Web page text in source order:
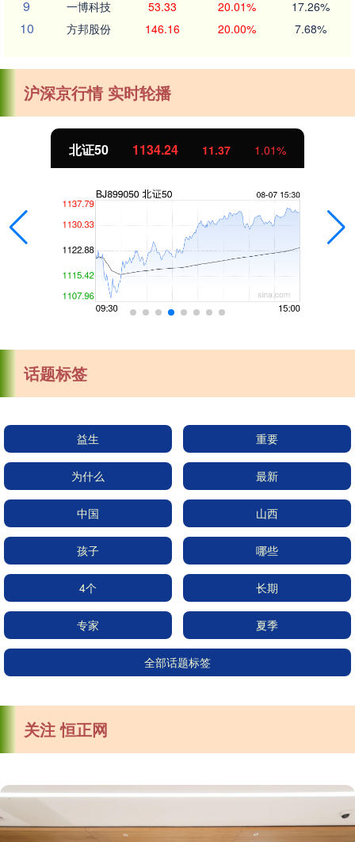
9 一博科技 53.33 20.01% 17.26%
10 方邦股份 146.16 20.00% 7.68%
沪深京行情 实时轮播
北证50 1134.24 11.37 1.01%
话题标签
益生 重要
为什么 最新
中国 山西
孩子 哪些
4个 长期
专家 夏季
全部话题标签
关注 恒正网